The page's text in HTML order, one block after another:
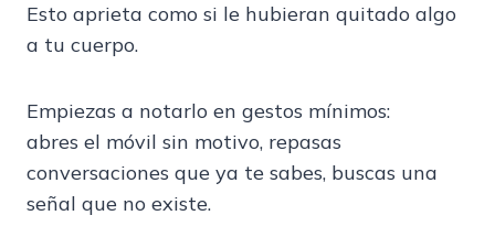
Esto aprieta como si le hubieran quitado algo
a tu cuerpo.
Empiezas a notarlo en gestos mínimos:
abres el móvil sin motivo, repasas
conversaciones que ya te sabes, buscas una
señal que no existe.